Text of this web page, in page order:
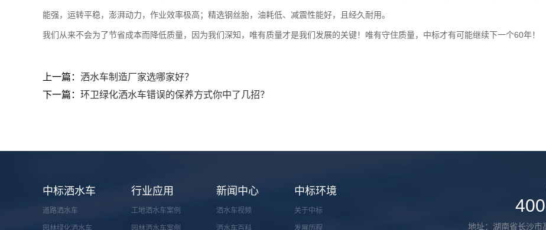
能强，运转平稳，澎湃动力，作业效率极高；精选钢丝胎，油耗低、减震性能好，且经久耐用。
我们从来不会为了节省成本而降低质量，因为我们深知，唯有质量才是我们发展的关键！唯有守住质量，中标才有可能继续下一个60年！
上一篇： 洒水车制造厂家选哪家好？
下一篇： 环卫绿化洒水车错误的保养方式你中了几招？
中标洒水车
道路洒水车
园林绿化洒水车
行业应用
工地洒水车案例
园林洒水车案例
新闻中心
洒水车视频
洒水车百科
中标环境
关于中标
发展历程 地址：湖南省长沙市